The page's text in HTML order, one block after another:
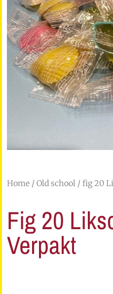
Home / Old school / fig 20
Fig 20
Verpakt